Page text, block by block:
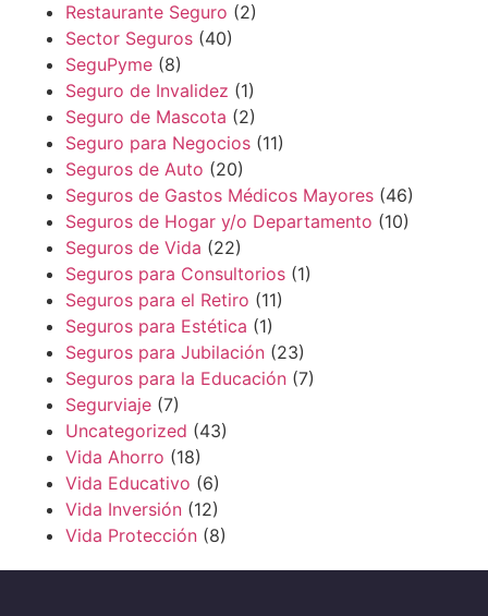
Restaurante Seguro (2)
Sector Seguros (40)
SeguPyme (8)
Seguro de Invalidez (1)
Seguro de Mascota (2)
Seguro para Negocios (11)
Seguros de Auto (20)
Seguros de Gastos Médicos Mayores (46)
Seguros de Hogar y/o Departamento (10)
Seguros de Vida (22)
Seguros para Consultorios (1)
Seguros para el Retiro (11)
Seguros para Estética (1)
Seguros para Jubilación (23)
Seguros para la Educación (7)
Segurviaje (7)
Uncategorized (43)
Vida Ahorro (18)
Vida Educativo (6)
Vida Inversión (12)
Vida Protección (8)